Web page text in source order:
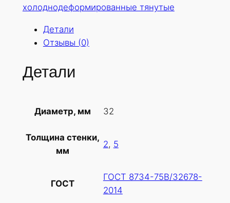
и
в
холоднодеформированные тянутые
Детали
Отзывы (0)
Детали
Диаметр, мм 32
Толщина стенки,
мм
2, 5
ГОСТ
ГОСТ 8734-75В/32678-
2014